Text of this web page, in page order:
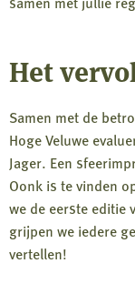
Het
Samen met de
Hoge Veluwe
Jager. Een
Oonk is te vinden
we de eerste editie
grijpen we iedere
vertellen!